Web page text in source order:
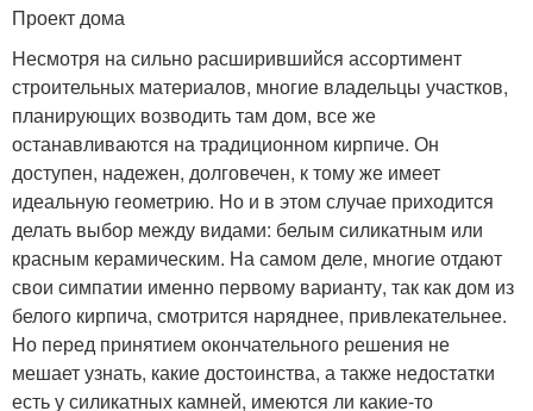
Проект дома
Несмотря на сильно расширившийся ассортимент
строительных материалов, многие владельцы участков,
планирующих возводить там дом, все же
останавливаются на традиционном кирпиче. Он
доступен, надежен, долговечен, к тому же имеет
идеальную геометрию. Но и в этом случае приходится
делать выбор между видами: белым силикатным или
красным керамическим. На самом деле, многие отдают
свои симпатии именно первому варианту, так как дом из
белого кирпича, смотрится наряднее, привлекательнее.
Но перед принятием окончательного решения не
мешает узнать, какие достоинства, а также недостатки
есть у силикатных камней, имеются ли какие-то